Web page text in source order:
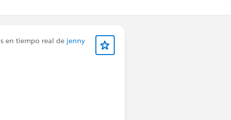
en tiempo real de jenny